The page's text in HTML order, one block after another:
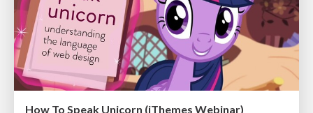
How To Speak Unicorn (iThemes Webinar)